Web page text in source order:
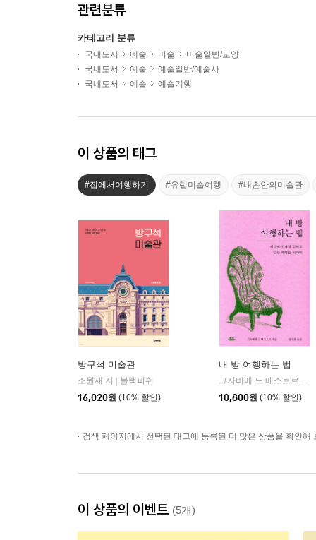
관련분류
카테고리 분류
국내도서 예술 미술
미술일반/교양
국내도서
예술
예술일반/예술사
국내도서
예술 예술기행
이 상품의 태그
#집에서여행하기 #유럽미술여행 #내손안의미술관
방구석 미술관
조원재 저
블랙피쉬
16,020원 (10% 할인)
내 방 여행하는 법
그자비에 드 메스트르 저/장석훈 역
10,800원 (10% 할인)
검색 페이지에서 선택된 태그에 등록된 더 많은 상품을 확인해
이 상품의 이벤트 (5개)